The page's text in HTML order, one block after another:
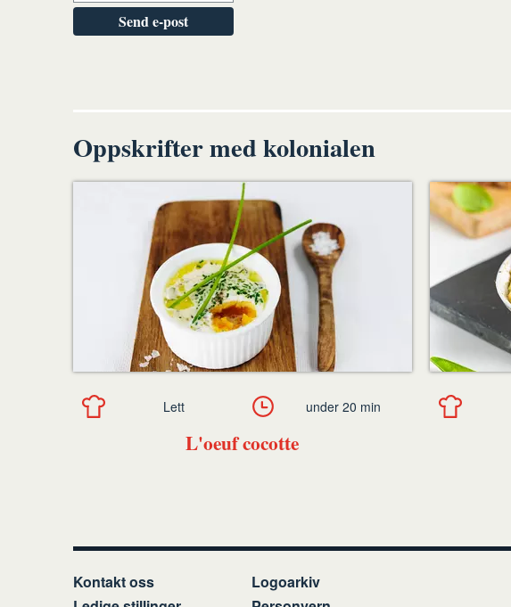
Send e-post
Oppskrifter med kolonialen
L'oeuf cocotte
Lett under 20 min
Kontakt oss
Logoarkiv